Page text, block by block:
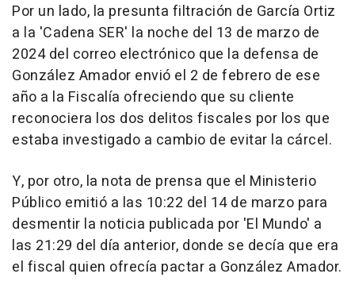
Por un lado, la presunta filtración de García Ortiz
a la 'Cadena SER' la noche del 13 de marzo de
2024 del correo electrónico que la defensa de
González Amador envió el 2 de febrero de ese
año a la Fiscalía ofreciendo que su cliente
reconociera los dos delitos fiscales por los que
estaba investigado a cambio de evitar la cárcel.
Y, por otro, la nota de prensa que el Ministerio
Público emitió a las 10:22 del 14 de marzo para
desmentir la noticia publicada por 'El Mundo' a
las 21:29 del día anterior, donde se decía que era
el fiscal quien ofrecía pactar a González Amador.